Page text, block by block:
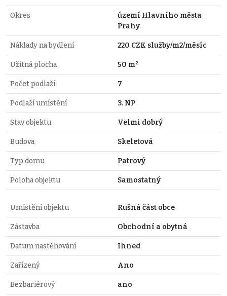
Okres
území Hlavního města
Prahy
Náklady na bydlení 220 CZK služby/m2/měsíc
Užitná plocha 50 m²
Počet podlaží 7
Podlaží umístění 3. NP
Stav objektu Velmi dobrý
Budova Skeletová
Typ domu Patrový
Poloha objektu Samostatný
Umístění objektu Rušná část obce
Zástavba Obchodní a obytná
Datum nastěhování Ihned
Zařízený Ano
Bezbariérový ano